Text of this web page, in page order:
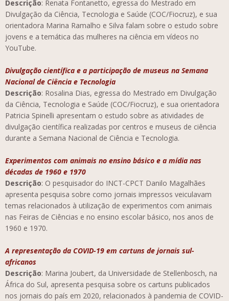
Descrição: Renata Fontanetto, egressa do Mestrado em
Divulgação da Ciência, Tecnologia e Saúde (COC/Fiocruz), e sua
orientadora Marina Ramalho e Silva falam sobre o estudo sobre
jovens e a temática das mulheres na ciência em vídeos no
YouTube.
Divulgação científica e a participação de museus na Semana
Nacional de Ciência e Tecnologia
Descrição: Rosalina Dias, egressa do Mestrado em Divulgação
da Ciência, Tecnologia e Saúde (COC/Fiocruz), e sua orientadora
Patricia Spinelli apresentam o estudo sobre as atividades de
divulgação científica realizadas por centros e museus de ciência
durante a Semana Nacional de Ciência e Tecnologia.
Experimentos com animais no ensino básico e a mídia nas
décadas de 1960 e 1970
Descrição: O pesquisador do INCT-CPCT Danilo Magalhães
apresenta pesquisa sobre como jornais impressos veiculavam
temas relacionados à utilização de experimentos com animais
nas Feiras de Ciências e no ensino escolar básico, nos anos de
1960 e 1970.
A representação da COVID-19 em cartuns de jornais sul-
africanos
Descrição: Marina Joubert, da Universidade de Stellenbosch, na
África do Sul, apresenta pesquisa sobre os cartuns publicados
nos jornais do país em 2020, relacionados à pandemia de COVID-